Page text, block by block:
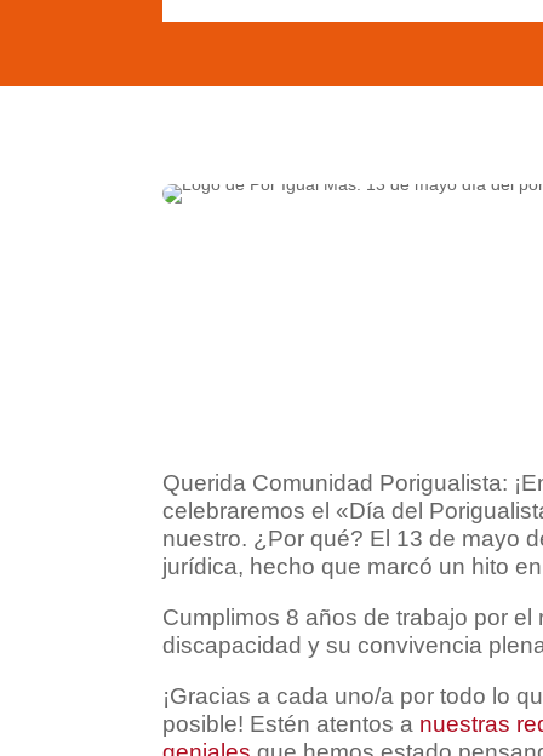
Querida Comunidad Porigualista:
celebraremos el «Día del
nuestro. ¿Por qué? El 13 de mayo
jurídica, hecho que marcó un hito
Cumplimos 8 años de trabajo por
discapacidad y su convivencia
¡Gracias a cada uno/a por todo lo
posible! Estén atentos a nuestras